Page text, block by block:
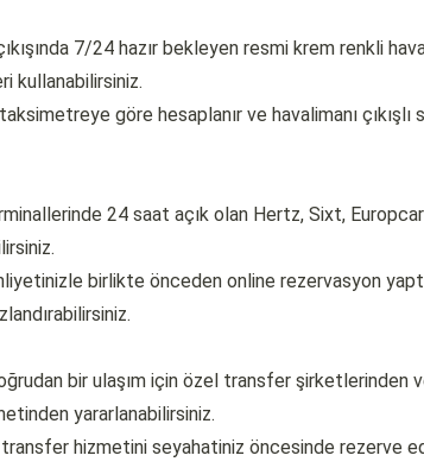
7/24 hazır bekleyen resmi krem renkli
kullanabilirsiniz.
göre hesaplanır ve havalimanı
24 saat açık olan Hertz, Sixt,
birlikte önceden online rezervasyon
bir ulaşım için özel transfer şirketlerinden
yararlanabilirsiniz.
hizmetini seyahatiniz öncesinde rezerve